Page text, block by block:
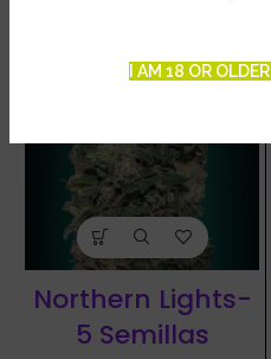
I AM 18 OR OLDER
Northern Lights-
5 Semillas